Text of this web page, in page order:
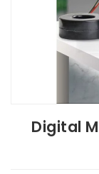
Digital